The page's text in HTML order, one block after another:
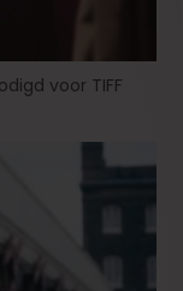
voor TIFF